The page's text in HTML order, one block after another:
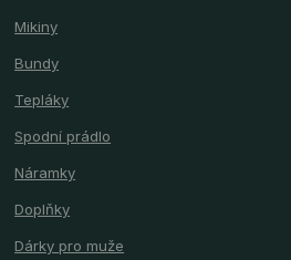
Mikiny
Bundy
Tepláky
Spodní prádlo
Náramky
Doplňky
Dárky pro muže